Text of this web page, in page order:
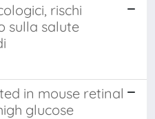
rischi
sulla salute
in mouse retinal
glucose